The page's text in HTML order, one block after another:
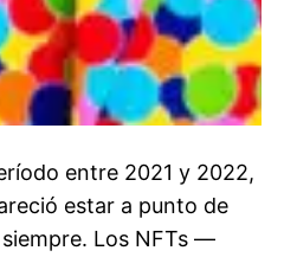
entre 2021 y 2022,
estar a punto de
Los NFTs —